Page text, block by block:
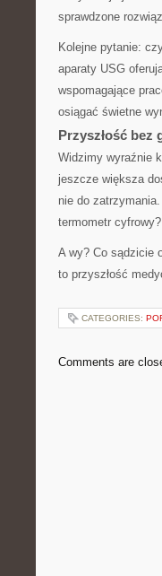
sprawdzone
Kolejne pytanie:
aparaty USG
wspomagające
osiągać świetne
Przyszłość bez
Widzimy wyraźnie
jeszcze większa
nie do
termometr cyfrowy?
A wy? Co sądzicie
to przyszłość
CATEGORIES:
Comments are